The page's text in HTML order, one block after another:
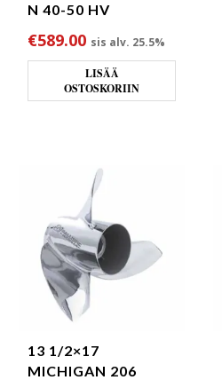
N 40-50 HV
€589.00 sis alv. 25.5%
LISÄÄ
OSTOSKORIIN
13 1/2×17
MICHIGAN 206